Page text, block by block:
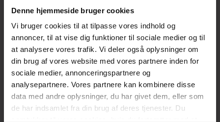
Denne hjemmeside bruger cookies
Vi bruger cookies til at tilpasse vores indhold og
annoncer, til at vise dig funktioner til sociale medier og til
at analysere vores trafik. Vi deler også oplysninger om
din brug af vores website med vores partnere inden for
sociale medier, annonceringspartnere og
analysepartnere. Vores partnere kan kombinere disse
data med andre oplysninger, du har givet dem, eller som
de har indsamlet fra din brug af deres tjenester. Du
DU MILDE & DU MILDE
ETC.